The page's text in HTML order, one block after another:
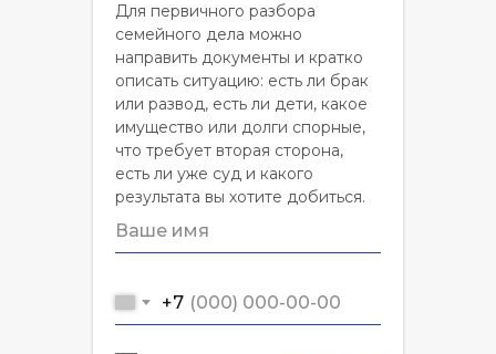
Для первичного разбора
семейного дела можно
направить документы и кратко
описать ситуацию: есть ли брак
или развод, есть ли дети, какое
имущество или долги спорные,
что требует вторая сторона,
есть ли уже суд и какого
результата вы хотите добиться.
+7